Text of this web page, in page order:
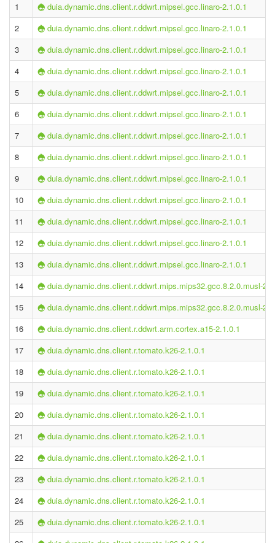
1
duia.dynamic.dns.client.r.ddwrt.mipsel.gcc.linaro-2.1.0.1
2
duia.dynamic.dns.client.r.ddwrt.mipsel.gcc.linaro-2.1.0.1
3
duia.dynamic.dns.client.r.ddwrt.mipsel.gcc.linaro-2.1.0.1
4
duia.dynamic.dns.client.r.ddwrt.mipsel.gcc.linaro-2.1.0.1
5
duia.dynamic.dns.client.r.ddwrt.mipsel.gcc.linaro-2.1.0.1
6
duia.dynamic.dns.client.r.ddwrt.mipsel.gcc.linaro-2.1.0.1
7
duia.dynamic.dns.client.r.ddwrt.mipsel.gcc.linaro-2.1.0.1
8
duia.dynamic.dns.client.r.ddwrt.mipsel.gcc.linaro-2.1.0.1
9
duia.dynamic.dns.client.r.ddwrt.mipsel.gcc.linaro-2.1.0.1
10
duia.dynamic.dns.client.r.ddwrt.mipsel.gcc.linaro-2.1.0.1
11
duia.dynamic.dns.client.r.ddwrt.mipsel.gcc.linaro-2.1.0.1
12
duia.dynamic.dns.client.r.ddwrt.mipsel.gcc.linaro-2.1.0.1
13
duia.dynamic.dns.client.r.ddwrt.mipsel.gcc.linaro-2.1.0.1
14
duia.dynamic.dns.client.r.ddwrt.mips.mips32.gcc.8.2.0.musl-
15
duia.dynamic.dns.client.r.ddwrt.mips.mips32.gcc.8.2.0.musl-
16
duia.dynamic.dns.client.r.ddwrt.arm.cortex.a15-2.1.0.1
17
duia.dynamic.dns.client.r.tomato.k26-2.1.0.1
18
duia.dynamic.dns.client.r.tomato.k26-2.1.0.1
19
duia.dynamic.dns.client.r.tomato.k26-2.1.0.1
20
duia.dynamic.dns.client.r.tomato.k26-2.1.0.1
21
duia.dynamic.dns.client.r.tomato.k26-2.1.0.1
22
duia.dynamic.dns.client.r.tomato.k26-2.1.0.1
23
duia.dynamic.dns.client.r.tomato.k26-2.1.0.1
24
duia.dynamic.dns.client.r.tomato.k26-2.1.0.1
25
duia.dynamic.dns.client.r.tomato.k26-2.1.0.1